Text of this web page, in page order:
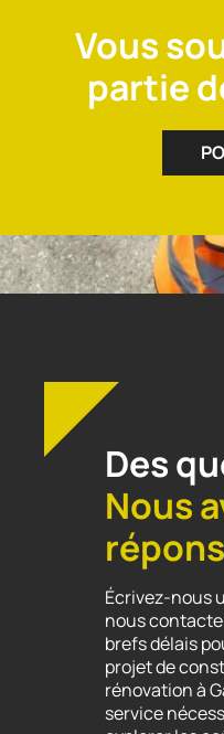
Vous
partie
Des
Nous
Écrivez-nous
nous
brefs délais
projet de
rénovation à
service